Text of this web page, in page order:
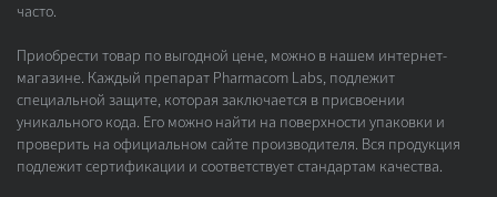
часто.
Приобрести товар по выгодной цене, можно в нашем интернет-
магазине. Каждый препарат Pharmacom Labs, подлежит
специальной защите, которая заключается в присвоении
уникального кода. Его можно найти на поверхности упаковки и
проверить на официальном сайте производителя. Вся продукция
подлежит сертификации и соответствует стандартам качества.